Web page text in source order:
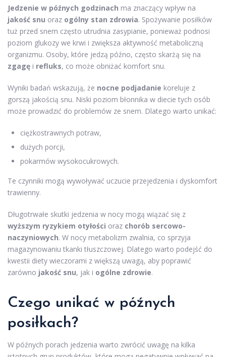
Jedzenie w późnych godzinach ma znaczący wpływ na
jakość snu oraz ogólny stan zdrowia. Spożywanie posiłków
tuż przed snem często utrudnia zasypianie, ponieważ podnosi
poziom glukozy we krwi i zwiększa aktywność metaboliczną
organizmu. Osoby, które jedzą późno, często skarżą się na
zgagę i refluks, co może obniżać komfort snu.
Wyniki badań wskazują, że nocne podjadanie koreluje z
gorszą jakością snu. Niski poziom błonnika w diecie tych osób
może prowadzić do problemów ze snem. Dlatego warto unikać:
ciężkostrawnych potraw,
dużych porcji,
pokarmów wysokocukrowych.
Te czynniki mogą wywoływać uczucie przejedzenia i dyskomfort
trawienny.
Długotrwałe skutki jedzenia w nocy mogą wiązać się z
wyższym ryzykiem otyłości oraz chorób sercowo-
naczyniowych. W nocy metabolizm zwalnia, co sprzyja
magazynowaniu tkanki tłuszczowej. Dlatego warto podejść do
kwestii diety wieczorami z większą uwagą, aby poprawić
zarówno jakość snu, jak i ogólne zdrowie.
Czego unikać w późnych
posiłkach?
W późnych porach jedzenia warto zwrócić uwagę na kilka